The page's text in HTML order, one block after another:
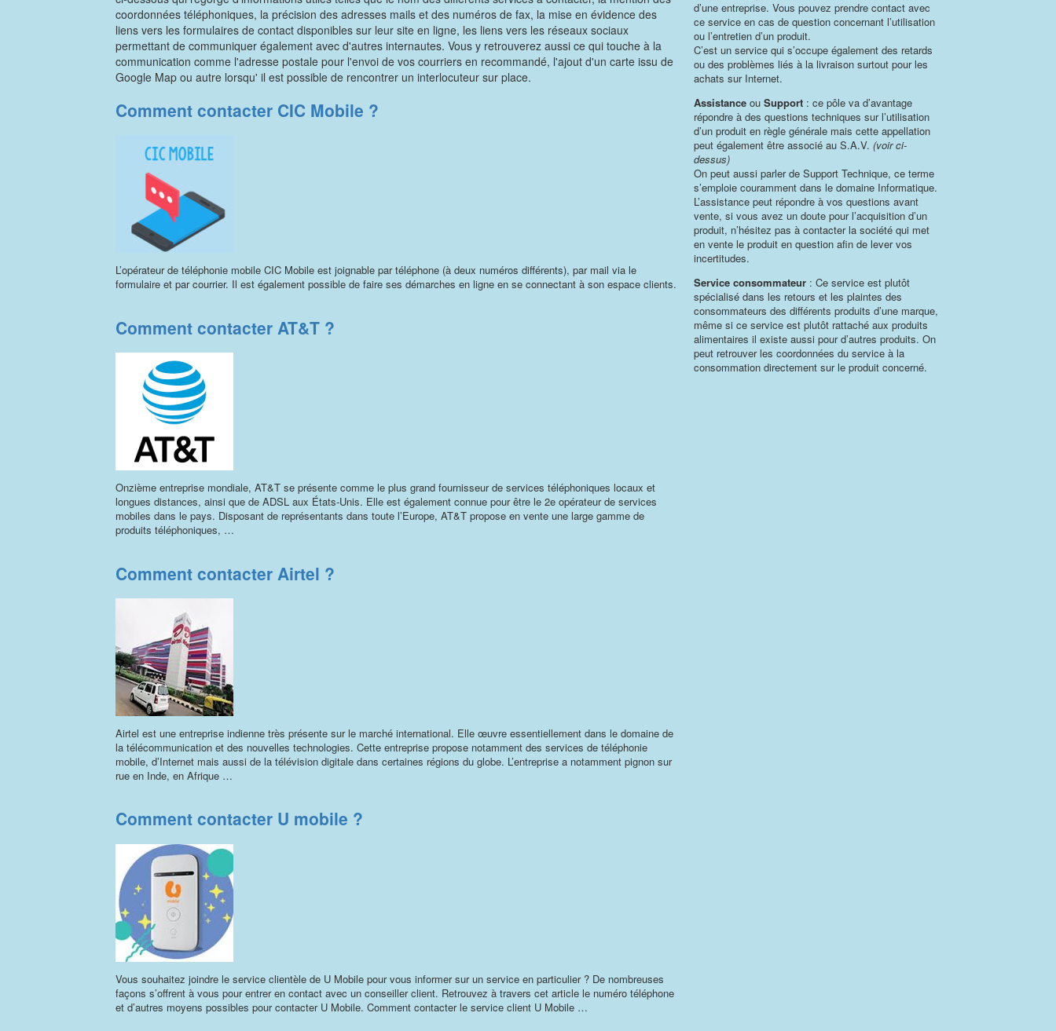
coordonnées téléphoniques, la précision des adresses mails et des numéros de fax, la mise en évidence des
liens vers les formulaires de contact disponibles sur leur site en ligne, les liens vers les réseaux sociaux
permettant de communiquer également avec d'autres internautes. Vous y retrouverez aussi ce qui touche à la
communication comme l'adresse postale pour l'envoi de vos courriers en recommandé, l'ajout d'un carte issu de
Google Map ou autre lorsqu' il est possible de rencontrer un interlocuteur sur place.
Comment contacter CIC Mobile ?
L’opérateur de téléphonie mobile CIC Mobile est joignable par téléphone (à deux numéros différents), par mail via le
formulaire et par courrier. Il est également possible de faire ses démarches en ligne en se connectant à son espace clients.
Comment contacter AT&T ?
Onzième entreprise mondiale, AT&T se présente comme le plus grand fournisseur de services téléphoniques locaux et
longues distances, ainsi que de ADSL aux États-Unis. Elle est également connue pour être le 2e opérateur de services
mobiles dans le pays. Disposant de représentants dans toute l’Europe, AT&T propose en vente une large gamme de
produits téléphoniques, …
Comment contacter Airtel ?
Airtel est une entreprise indienne très présente sur le marché international. Elle œuvre essentiellement dans le domaine de
la télécommunication et des nouvelles technologies. Cette entreprise propose notamment des services de téléphonie
mobile, d’Internet mais aussi de la télévision digitale dans certaines régions du globe. L’entreprise a notamment pignon sur
rue en Inde, en Afrique …
Comment contacter U mobile ?
Vous souhaitez joindre le service clientèle de U Mobile pour vous informer sur un service en particulier ? De nombreuses
façons s’offrent à vous pour entrer en contact avec un conseiller client. Retrouvez à travers cet article le numéro téléphone
et d’autres moyens possibles pour contacter U Mobile. Comment contacter le service client U Mobile …
d’une entreprise. Vous pouvez prendre contact avec
ce service en cas de question concernant l’utilisation
ou l’entretien d’un produit.
C’est un service qui s’occupe également des retards
ou des problèmes liés à la livraison surtout pour les
achats sur Internet.
Assistanceou Support: ce pôle va d’avantage
répondre à des questions techniques sur l’utilisation
d’un produit en règle générale mais cette appellation
peut également être associé au S.A.V. (voir ci-
dessus)
On peut aussi parler de Support Technique, ce terme
s’emploie couramment dans le domaine Informatique.
L’assistance peut répondre à vos questions avant
vente, si vous avez un doute pour l’acquisition d’un
produit, n’hésitez pas à contacter la société qui met
en vente le produit en question afin de lever vos
incertitudes.
Service consommateur: Ce service est plutôt
spécialisé dans les retours et les plaintes des
consommateurs des différents produits d’une marque,
même si ce service est plutôt rattaché aux produits
alimentaires il existe aussi pour d’autres produits. On
peut retrouver les coordonnées du service à la
consommation directement sur le produit concerné.